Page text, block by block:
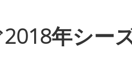
年シー